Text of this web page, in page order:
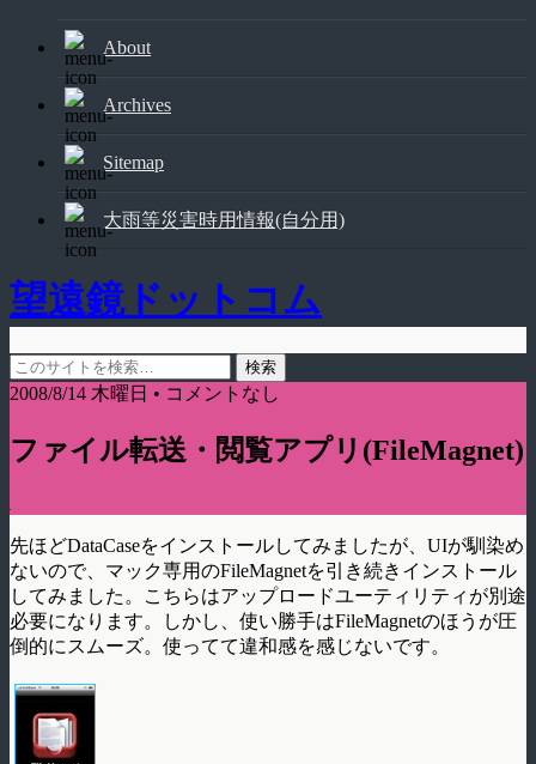
About
Archives
Sitemap
大雨等災害時用情報(自分用)
望遠鏡ドットコム
2008/8/14 木曜日 • コメントなし
ファイル転送・閲覧アプリ(FileMagnet)
先ほどDataCaseをインストールしてみましたが、UIが馴染め
ないので、マック専用のFileMagnetを引き続きインストール
してみました。こちらはアップロードユーティリティが別途
必要になります。しかし、使い勝手はFileMagnetのほうが圧
倒的にスムーズ。使ってて違和感を感じないです。